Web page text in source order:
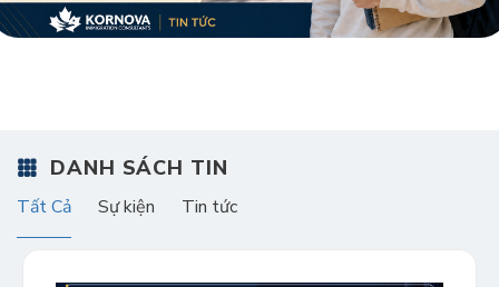
DANH SÁCH TIN
Tất Cả Sự kiện Tin tức